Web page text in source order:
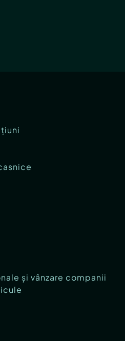
și vânzare companii